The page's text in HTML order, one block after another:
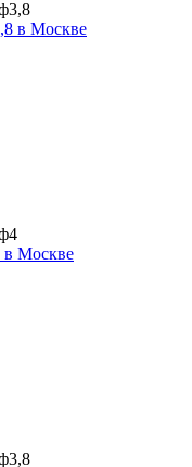
в Москве
в Москве